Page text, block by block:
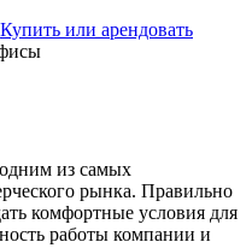
Купить или арендовать
из самых
рынка. Правильно
комфортные условия для
работы компании и